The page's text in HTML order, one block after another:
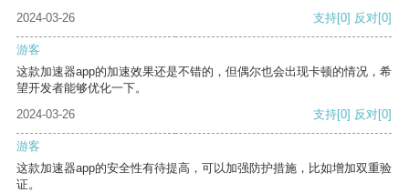
2024-03-26
支持[0] 反对[0]
游客
这款加速器app的加速效果还是不错的，但偶尔也会出现卡顿的情况，希
望开发者能够优化一下。
2024-03-26
支持[0] 反对[0]
游客
这款加速器app的安全性有待提高，可以加强防护措施，比如增加双重验
证。